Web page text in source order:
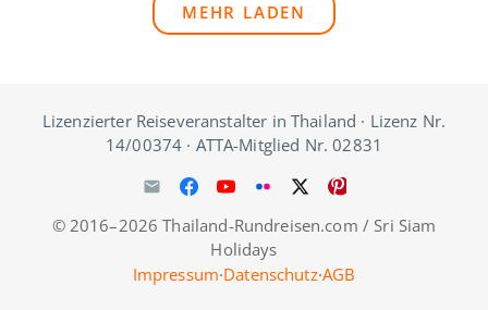
MEHR LADEN
Lizenzierter Reiseveranstalter in Thailand · Lizenz Nr.
14/00374 · ATTA-Mitglied Nr. 02831
© 2016–2026 Thailand-Rundreisen.com / Sri Siam
Holidays
Impressum·Datenschutz·AGB